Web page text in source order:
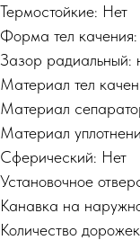
Термостойкие: Нет
Форма тел
Зазор радиальный:
Материал тел
Материал
Материал
Сферический: Нет
Установочное
Канавка на
Количество